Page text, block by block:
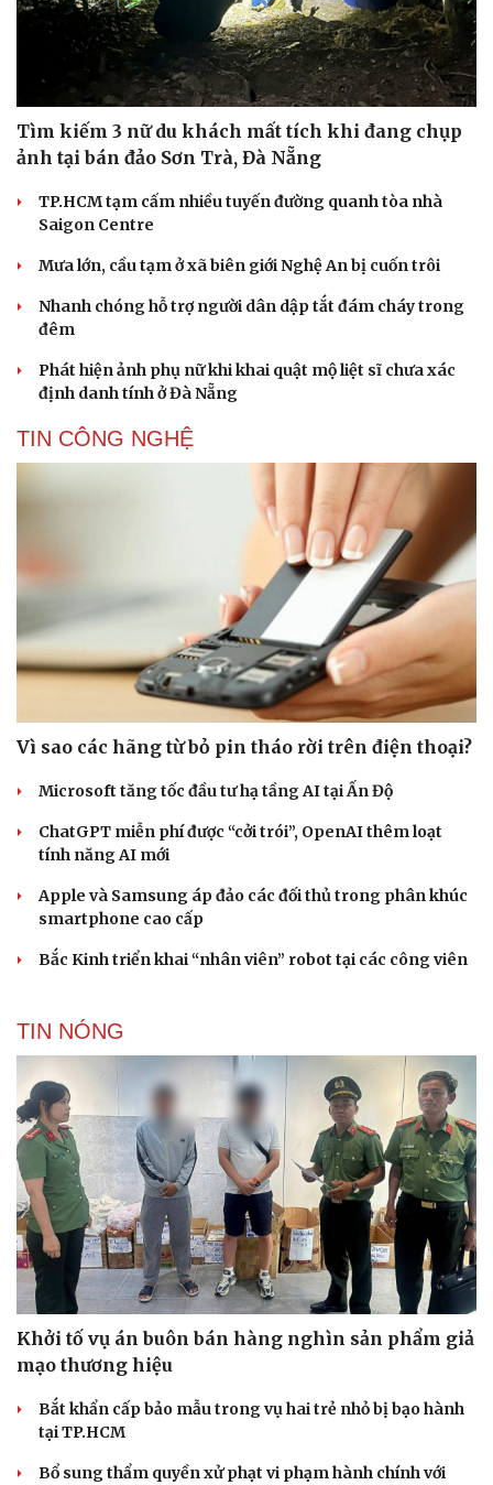
Cải chính
Tìm kiếm 3 nữ du khách mất tích khi đang chụp
ảnh tại bán đảo Sơn Trà, Đà Nẵng
TP.HCM tạm cấm nhiều tuyến đường quanh tòa nhà
Saigon Centre
Mưa lớn, cầu tạm ở xã biên giới Nghệ An bị cuốn trôi
Nhanh chóng hỗ trợ người dân dập tắt đám cháy trong
đêm
Phát hiện ảnh phụ nữ khi khai quật mộ liệt sĩ chưa xác
định danh tính ở Đà Nẵng
TIN CÔNG NGHỆ
Vì sao các hãng từ bỏ pin tháo rời trên điện thoại?
Microsoft tăng tốc đầu tư hạ tầng AI tại Ấn Độ
ChatGPT miễn phí được “cởi trói”, OpenAI thêm loạt
tính năng AI mới
Apple và Samsung áp đảo các đối thủ trong phân khúc
smartphone cao cấp
Bắc Kinh triển khai “nhân viên” robot tại các công viên
TIN NÓNG
Khởi tố vụ án buôn bán hàng nghìn sản phẩm giả
mạo thương hiệu
Bắt khẩn cấp bảo mẫu trong vụ hai trẻ nhỏ bị bạo hành
tại TP.HCM
Bổ sung thẩm quyền xử phạt vi phạm hành chính với